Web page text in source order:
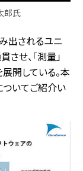
郎氏
出されるユニ
せ、「測量」
展開している。本
ついてご紹介い